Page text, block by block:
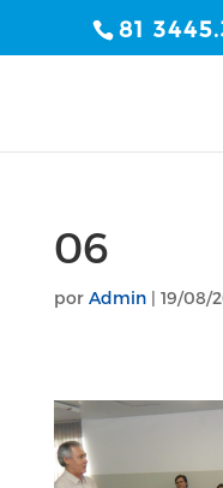
81
06
por Admin| 19/08/